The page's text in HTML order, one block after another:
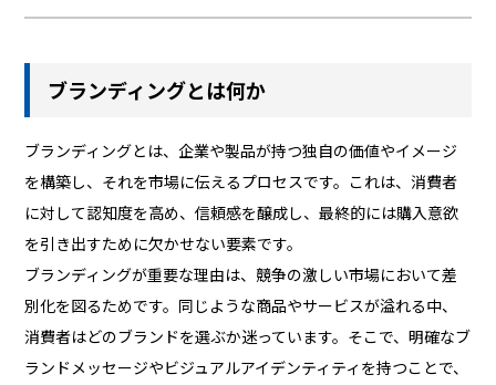
ブランディングとは何か
ブランディングとは、企業や製品が持つ独自の価値やイメージ
を構築し、それを市場に伝えるプロセスです。これは、消費者
に対して認知度を高め、信頼感を醸成し、最終的には購入意欲
を引き出すために欠かせない要素です。
ブランディングが重要な理由は、競争の激しい市場において差
別化を図るためです。同じような商品やサービスが溢れる中、
消費者はどのブランドを選ぶか迷っています。そこで、明確なブ
ランドメッセージやビジュアルアイデンティティを持つことで、